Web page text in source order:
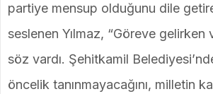
partiye mensup olduğunu dile
seslenen Yılmaz, “Göreve
söz vardı. Şehitkamil
öncelik tanınmayacağını, milletin